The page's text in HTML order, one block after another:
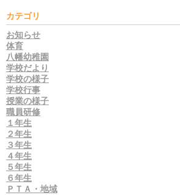
カテゴリ
お知らせ
体育
八幡幼稚園
学校だより
学校の様子
学校行事
授業の様子
職員研修
１年生
２年生
３年生
４年生
５年生
６年生
ＰＴＡ・地域